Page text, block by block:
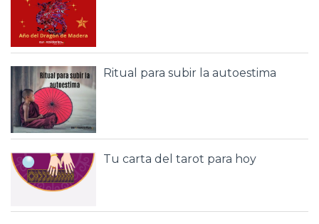
Ritual para subir la autoestima
Tu carta del tarot para hoy